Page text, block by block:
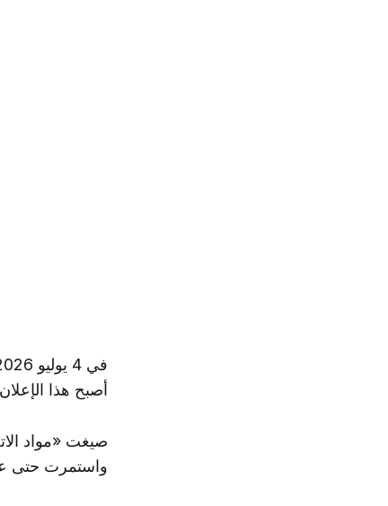
أصبح هذا
واستمرت حتى عام 1788. وقد فشلت «مواد الاتحاد». لكن استبدالها لم